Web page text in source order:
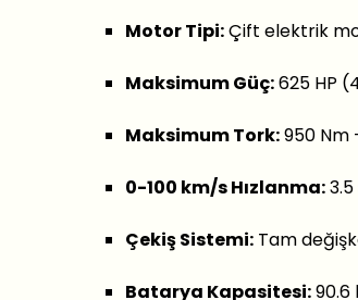
Motor Tipi:Çift elektrik
Maksimum Güç:625 HP
Maksimum Tork:950 Nm
0-100 km/s Hızlanma:
Çekiş Sistemi: Tam
Batarya Kapasitesi:90.6